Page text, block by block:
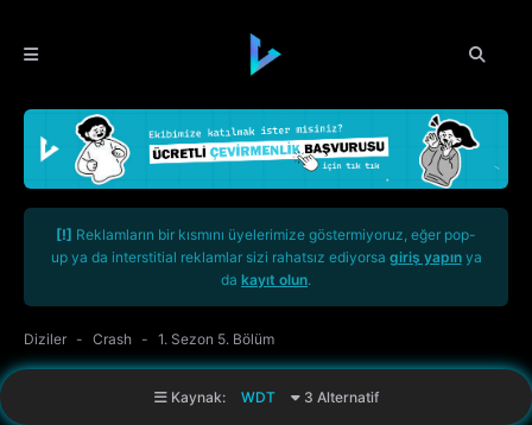
[!] Reklamların bir kısmını üyelerimize göstermiyoruz, eğer pop-
up ya da interstitial reklamlar sizi rahatsız ediyorsa giriş yapınya
da kayıt olun.
Diziler Crash 1. Sezon 5. Bölüm
Kaynak: WDT 3 Alternatif